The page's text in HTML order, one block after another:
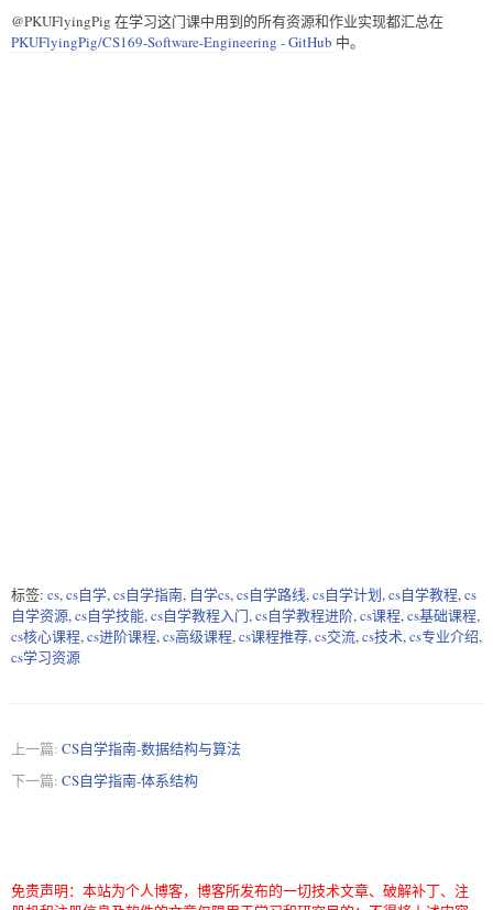
@PKUFlyingPig 在学习这门课中用到的所有资源和作业实现都汇总在
PKUFlyingPig/CS169-Software-Engineering - GitHub 中。
标签: cs,cs自学,cs自学指南, 自学cs,cs自学路线,cs自学计划,cs自学教程,cs
自学资源,cs自学技能,cs自学教程入门,cs自学教程进阶,cs课程,cs基础课程,
cs核心课程,cs进阶课程,cs高级课程,cs课程推荐,cs交流,cs技术,cs专业介绍,
cs学习资源
上一篇: CS自学指南-数据结构与算法
下一篇: CS自学指南-体系结构
免责声明：本站为个人博客，博客所发布的一切技术文章、破解补丁、注